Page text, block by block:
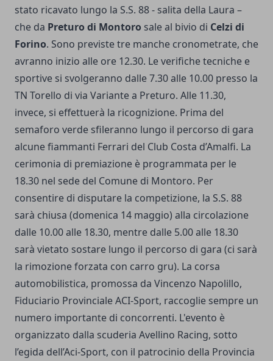
stato ricavato lungo la S.S. 88 - salita della Laura –
che da Preturo di Montoro sale al bivio di Celzi di
Forino. Sono previste tre manche cronometrate, che
avranno inizio alle ore 12.30. Le verifiche tecniche e
sportive si svolgeranno dalle 7.30 alle 10.00 presso la
TN Torello di via Variante a Preturo. Alle 11.30,
invece, si effettuerà la ricognizione. Prima del
semaforo verde sfileranno lungo il percorso di gara
alcune fiammanti Ferrari del Club Costa d’Amalfi. La
cerimonia di premiazione è programmata per le
18.30 nel sede del Comune di Montoro. Per
consentire di disputare la competizione, la S.S. 88
sarà chiusa (domenica 14 maggio) alla circolazione
dalle 10.00 alle 18.30, mentre dalle 5.00 alle 18.30
sarà vietato sostare lungo il percorso di gara (ci sarà
la rimozione forzata con carro gru). La corsa
automobilistica, promossa da Vincenzo Napolillo,
Fiduciario Provinciale ACI-Sport, raccoglie sempre un
numero importante di concorrenti. L'evento è
organizzato dalla scuderia Avellino Racing, sotto
l’egida dell’Aci-Sport, con il patrocinio della Provincia